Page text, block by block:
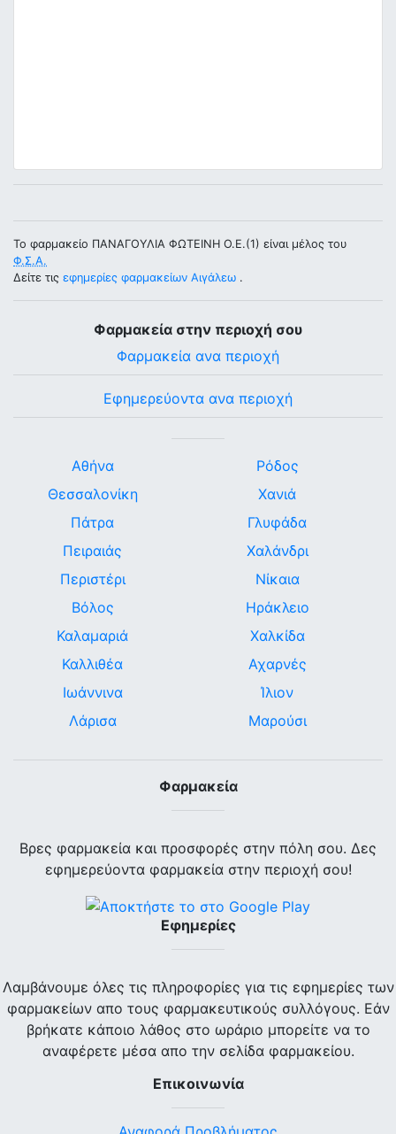
Το φαρμακείο ΠΑΝΑΓΟΥΛΙΑ ΦΩΤΕΙΝΗ Ο.Ε.(1) είναι μέλος του
Φ.Σ.Α.
Δείτε τις εφημερίες φαρμακείων Αιγάλεω .
Φαρμακεία στην περιοχή σου
Φαρμακεία ανα περιοχή
Εφημερεύοντα ανα περιοχή
Αθήνα
Θεσσαλονίκη
Πάτρα
Πειραιάς
Περιστέρι
Βόλος
Καλαμαριά
Καλλιθέα
Ιωάννινα
Λάρισα
Ρόδος
Χανιά
Γλυφάδα
Χαλάνδρι
Νίκαια
Ηράκλειο
Χαλκίδα
Αχαρνές
Ίλιον
Μαρούσι
Φαρμακεία
Βρες φαρμακεία και προσφορές στην πόλη σου. Δες
εφημερεύοντα φαρμακεία στην περιοχή σου!
Εφημερίες
Λαμβάνουμε όλες τις πληροφορίες για τις εφημερίες των
φαρμακείων απο τους φαρμακευτικούς συλλόγους. Εάν
βρήκατε κάποιο λάθος στο ωράριο μπορείτε να το
αναφέρετε μέσα απο την σελίδα φαρμακείου.
Επικοινωνία